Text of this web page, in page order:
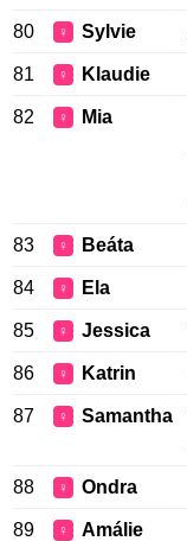
80 ♀ Sylvie
81 ♀ Klaudie
82 ♀ Mia
83 ♀ Beáta
84 ♀ Ela
85 ♀ Jessica
86 ♀ Katrin
87 ♀ Samantha
88 ♀ Ondra
89 ♀ Amálie